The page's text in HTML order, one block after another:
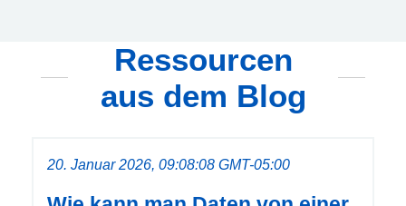
Ressourcen
aus dem Blog
20. Januar 2026, 09:08:08 GMT-05:00